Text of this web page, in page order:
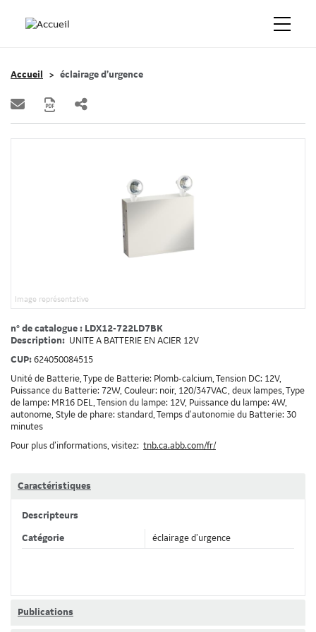
Accueil éclairage d’urgence
Image représentative
n° de catalogue : LDX12-722LD7BK
Description: UNITE A BATTERIE EN ACIER 12V
CUP: 624050084515
Unité de Batterie, Type de Batterie: Plomb-calcium, Tension DC: 12V,
Puissance du Batterie: 72W, Couleur: noir, 120/347VAC, deux lampes, Type
de lampe: MR16 DEL, Tension du lampe: 12V, Puissance du lampe: 4W,
autonome, Style de phare: standard, Temps d'autonomie du Batterie: 30
minutes
Pour plus d’informations, visitez: tnb.ca.abb.com/fr/
Caractéristiques
Descripteurs
Catégorie éclairage d’urgence
Publications